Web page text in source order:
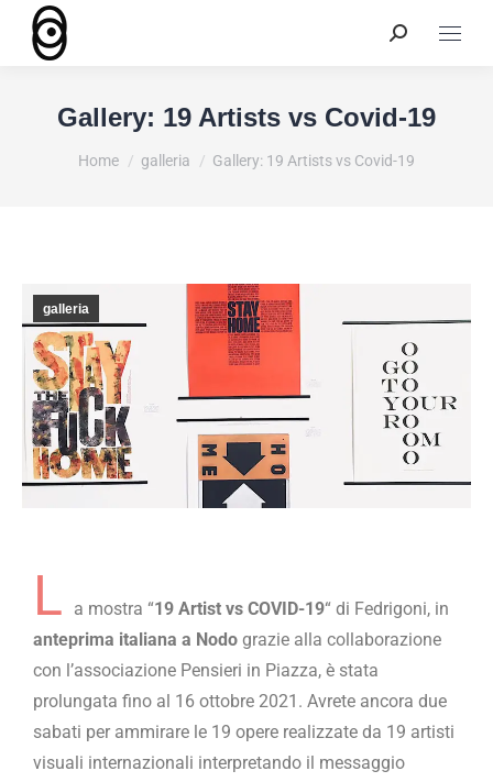
Gallery: 19 Artists vs Covid-19
You are here:
Home galleria Gallery: 19 Artists vs Covid-19
galleria
L a mostra “19 Artist vs COVID-19“ di Fedrigoni, in
anteprima italiana a Nodo grazie alla collaborazione
con l’associazione Pensieri in Piazza, è stata
prolungata fino al 16 ottobre 2021. Avrete ancora due
sabati per ammirare le 19 opere realizzate da 19 artisti
visuali internazionali interpretando il messaggio